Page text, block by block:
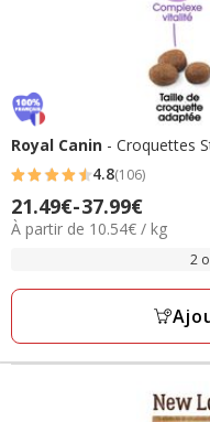
Royal Canin - Croquettes
4.8
étoiles
avec
avis
4.8(106)
Prix
de
à
21.49€-37.99€
10.54€
À partir de 10.54€ / kg
2